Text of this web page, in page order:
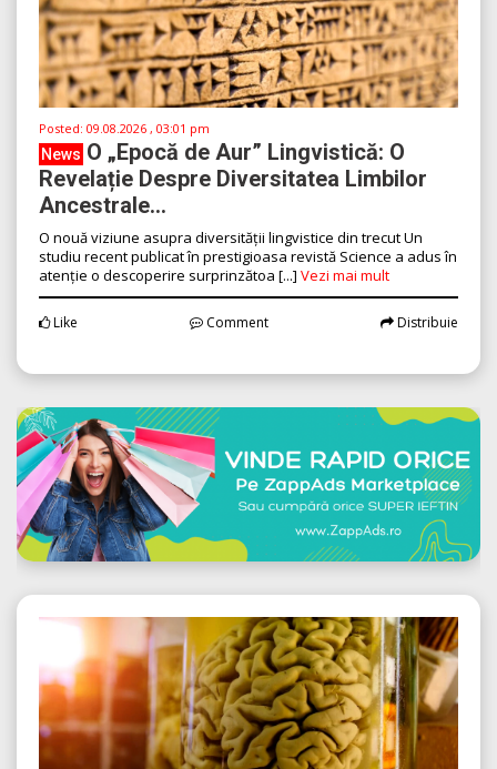
Posted: 09.08.2026 , 03:01 pm
News O „Epocă de Aur” Lingvistică: O
Revelație Despre Diversitatea Limbilor
Ancestrale...
O nouă viziune asupra diversității lingvistice din trecut Un
studiu recent publicat în prestigioasa revistă Science a adus în
atenție o descoperire surprinzătoa [...] Vezi mai mult
Like Comment Distribuie